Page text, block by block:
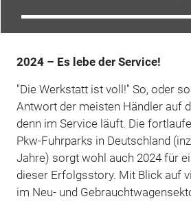
2024 – Es lebe der Service!
"Die Werkstatt ist voll!" So, oder
Antwort der meisten Händler auf
denn im Service läuft. Die
Pkw-Fuhrparks in Deutschland
Jahre) sorgt wohl auch 2024 für
dieser Erfolgsstory. Mit Blick auf
im Neu- und